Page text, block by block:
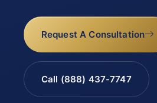
Request A Consultation
Call (888) 437-7747